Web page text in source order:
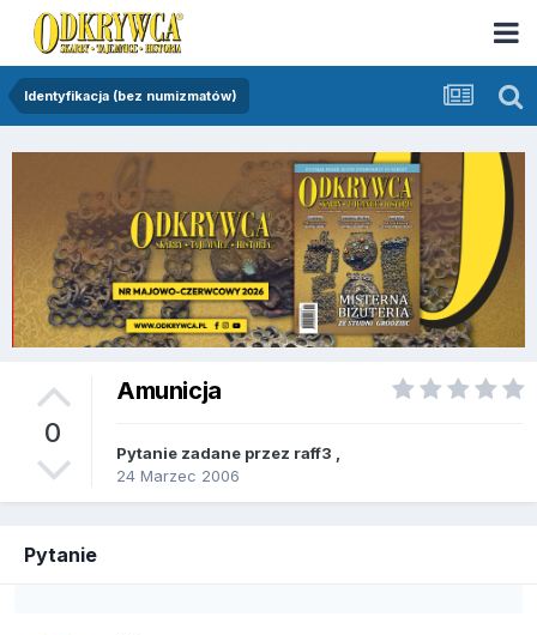
Identyfikacja (bez numizmatów)
0
Amunicja
Pytanie zadane przez raff3
24 Marzec 2006
Pytanie